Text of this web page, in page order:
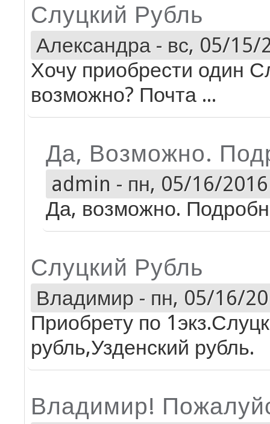
Слуцкий Рубль
Александра - вс, 05/15/
Хочу приобрести один
возможно? Почта ...
Да, Возможно.
admin - пн, 05/16/
Да, возможно.
Слуцкий Рубль
Владимир - пн, 05/16/
Приобрету по
рубль,Узденский рубль.
Владимир!